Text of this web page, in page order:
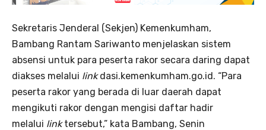
Sekretaris Jenderal (Sekjen) Kemenkumham,
Bambang Rantam Sariwanto menjelaskan sistem
absensi untuk para peserta rakor secara daring dapat
diakses melalui linkdasi.kemenkumham.go.id. “Para
peserta rakor yang berada di luar daerah dapat
mengikuti rakor dengan mengisi daftar hadir
melalui linktersebut,” kata Bambang, Senin